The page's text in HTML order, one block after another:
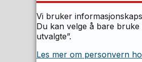
Vi bruker
Du kan velge å bare
utvalgte”.
Les mer om personvern